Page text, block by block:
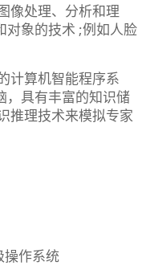
像处理、分析和理
对象的技术 ;例如人脸
计算机智能程序系
，具有丰富的知识储
推理技术来模拟专家
作系统